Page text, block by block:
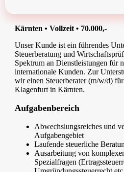
Kärnten • Vollzeit • 70.000,-
Unser Kunde ist ein führendes
Steuerberatung und
Spektrum an Dienstleistungen für
internationale Kunden. Zur
wir einen Steuerberater (m/w/d)
Klagenfurt in Kärnten.
Aufgabenbereich
Abwechslungsreiches und
Aufgabengebiet
Laufende steuerliche
Ausarbeitung von
Spezialfragen